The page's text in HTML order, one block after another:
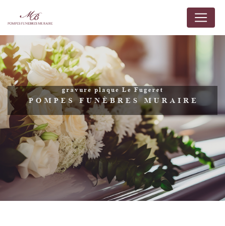
gravure plaque Le Fugeret
POMPES FUNÈBRES MURAIRE